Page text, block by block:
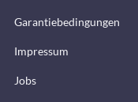
Garantiebedingungen
Impressum
Jobs